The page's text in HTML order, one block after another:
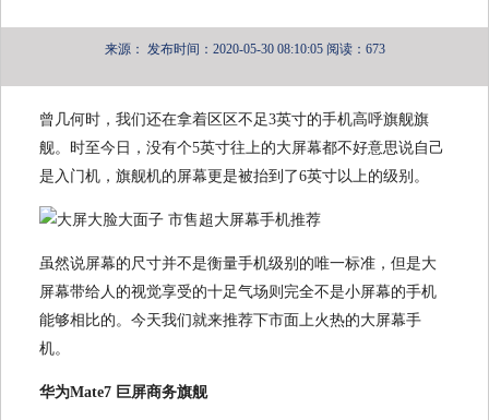
来源： 发布时间：2020-05-30 08:10:05 阅读：673
曾几何时，我们还在拿着区区不足3英寸的手机高呼旗舰旗
舰。时至今日，没有个5英寸往上的大屏幕都不好意思说自己
是入门机，旗舰机的屏幕更是被抬到了6英寸以上的级别。
虽然说屏幕的尺寸并不是衡量手机级别的唯一标准，但是大
屏幕带给人的视觉享受的十足气场则完全不是小屏幕的手机
能够相比的。今天我们就来推荐下市面上火热的大屏幕手
机。
华为Mate7 巨屏商务旗舰